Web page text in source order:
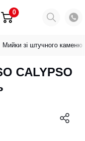
0
Мийки зі штучного каменю
CALYPSO